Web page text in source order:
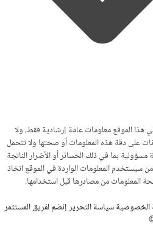
هذا الموقع معلومات عامة إرشادية فقط، ولا
على دقة هذه المعلومات أو صحتها ولا تتحمل
بما في ذلك الخسائر أو الأضرار الناتجة
المعلومات الواردة في الموقع اتخاذ
المعلومات من مصادرها قبل استخدامها.
الخصوصيةسياسة التحريرإنضم لفريق المستثمر